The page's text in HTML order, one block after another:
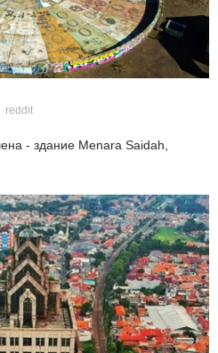
reddit
- здание Menara Saidah,